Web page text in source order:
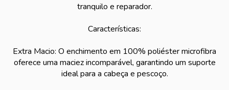
tranquilo e reparador.
Características:
Extra Macio: O enchimento em 100% poliéster microfibra
oferece uma maciez incomparável, garantindo um suporte
ideal para a cabeça e pescoço.